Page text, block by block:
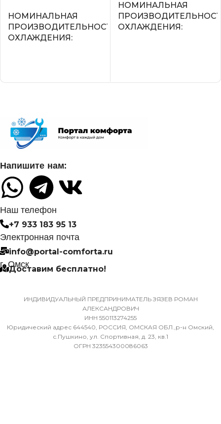
НОМИНАЛЬНАЯ
ПРОИЗВОДИТЕЛЬНОСТЬ
ОХЛАЖДЕНИЯ
УПРАВЛЕНИЕ C МОБИЛЬНОГО
ПРИЛОЖЕНИЯ ПО WI-FI
СИСТЕМА
САМОДИАГНОСТИКИ
НЕИСПРАВНОСТИ
МАССА ТОВАРА С УПАКОВКОЙ
(БРУТТО)
МИН. РАБОЧАЯ ТЕМПЕРАТУРА
ВОЗДУХА ДЛЯ ВНЕШНЕГО
НОМИНАЛЬНАЯ
ОХЛАЖДЕНИЯ
УПРАВЛЕНИЕ
БЛОКА
-7
Напишите нам:
Наш телефон
+7 933 183 95 13
Электронная почта
info@portal-comforta.ru
г. Омск
Доставим бесплатно!
ИНДИВИДУАЛЬНЫЙ ПРЕДПРИНИМАТЕЛЬ ЗЯЗЕВ РОМАН
АЛЕКСАНДРОВИЧ
ИНН 550113274255
Юридический адрес 644540, РОССИЯ, ОМСКАЯ ОБЛ.,р-н Омский,
с.Пушкино, ул. Спортивная, д. 23, кв.1
ОГРН 323554300086063